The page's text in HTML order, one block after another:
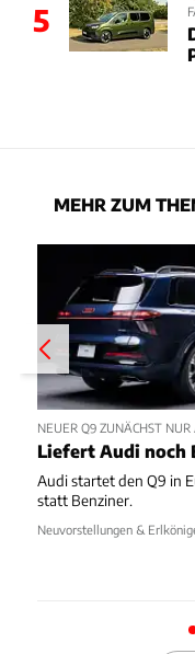
5
MEHR ZUM
NEUER Q9 ZUNÄCHST NUR
Liefert Audi noch
Audi startet den Q9 in
statt Benziner.
Neuvorstellungen &